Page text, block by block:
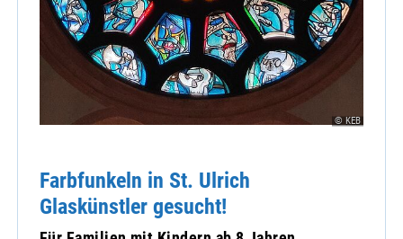
© KEB
Farbfunkeln in St. Ulrich
Glaskünstler gesucht!